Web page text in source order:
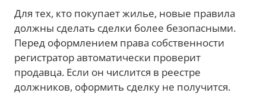
Для тех, кто покупает жилье, новые правила
должны сделать сделки более безопасными.
Перед оформлением права собственности
регистратор автоматически проверит
продавца. Если он числится в реестре
должников, оформить сделку не получится.